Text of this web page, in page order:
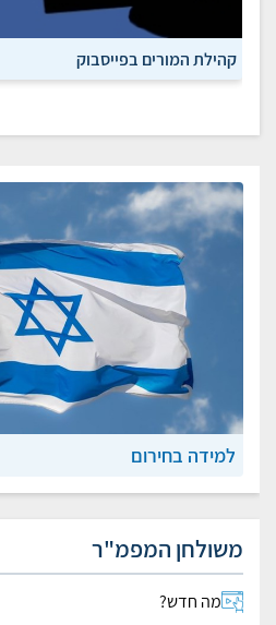
קהילת המורים בפייסבוק
למידה בחירום
משולחן המפמ"ר
מה חדש?